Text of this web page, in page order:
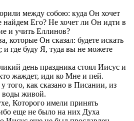
между собою: куда Он хочет
найдем Его? Не хочет ли Он идти в
и учить Еллинов?
которые Он сказал: будете искать
и где буду Я, туда вы не можете
день праздника стоял Иисус и
жаждет, иди ко Мне и пей.
того, как сказано в Писании, из
воды живой.
Которого имели принять
еще не было на них Духа